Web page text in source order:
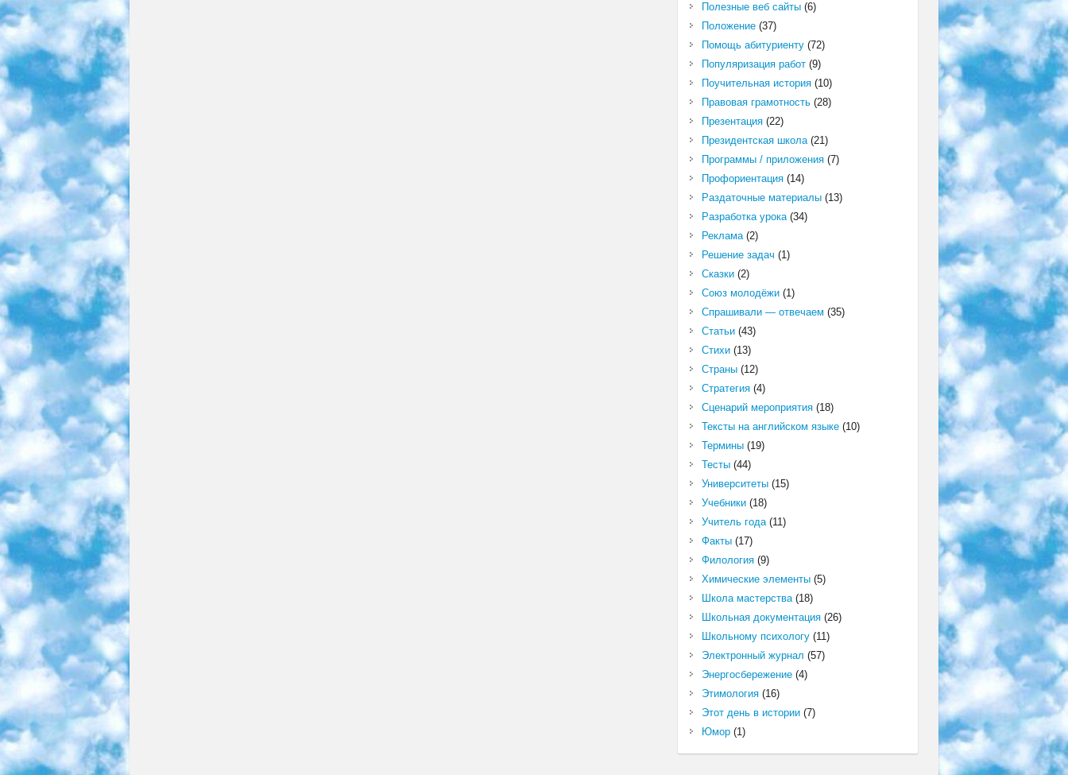
Полезные веб сайты(6)
Положение(37)
Помощь абитуриенту(72)
Популяризация работ(9)
Поучительная история(10)
Правовая грамотность(28)
Презентация(22)
Президентская школа(21)
Программы / приложения(7)
Профориентация(14)
Раздаточные материалы(13)
Разработка урока(34)
Реклама(2)
Решение задач (1)
Сказки(2)
Союз молодёжи(1)
Спрашивали — отвечаем (35)
Статьи(43)
Стихи(13)
Страны(12)
Стратегия(4)
Сценарий мероприятия(18)
Тексты на английском языке(10)
Термины(19)
Тесты(44)
Университеты(15)
Учебники(18)
Учитель года(11)
Факты(17)
Филология(9)
Химические элементы(5)
Школа мастерства(18)
Школьная документация(26)
Школьному психологу(11)
Электронный журнал (57)
Энергосбережение(4)
Этимология(16)
Этот день в истории(7)
Юмор(1)